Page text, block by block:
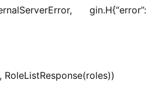
gin.H{“error”: